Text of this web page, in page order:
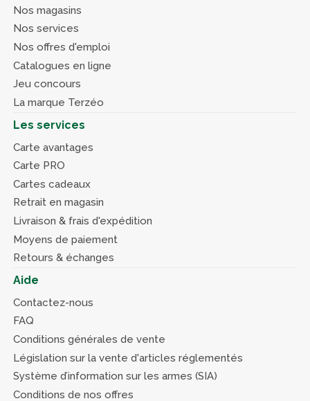
Nos magasins
Nos services
Nos offres d'emploi
Catalogues en ligne
Jeu concours
La marque Terzéo
Les services
Carte avantages
Carte PRO
Cartes cadeaux
Retrait en magasin
Livraison & frais d'expédition
Moyens de paiement
Retours & échanges
Aide
Contactez-nous
FAQ
Conditions générales de vente
Législation sur la vente d'articles réglementés
Système d’information sur les armes (SIA)
Conditions de nos offres